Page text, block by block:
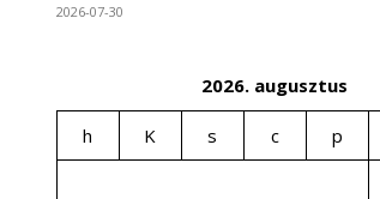
2026-07-30
2026. augusztus
h K s c p